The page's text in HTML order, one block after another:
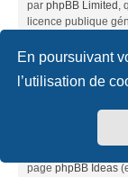
En poursuivant
l’utilisation de
par phpBB Limited,
licence publique
À propos de phpBB
Haut
Ce logiciel a été
vous pensez
page phpBB Ideas